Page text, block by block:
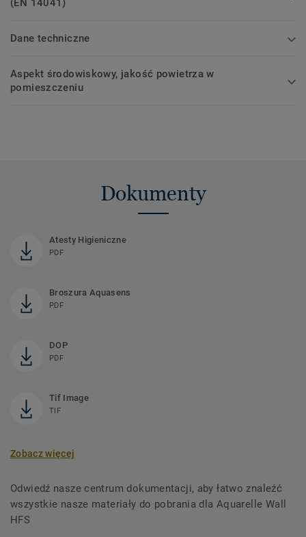
(EN 14041)
Dane techniczne
Aspekt środowiskowy, jakość powietrza w
pomieszczeniu
Dokumenty
Atesty Higieniczne
PDF
Broszura Aquasens
PDF
DOP
PDF
Tif Image
TIF
Zobacz więcej
Odwiedź nasze centrum dokumentacji, aby łatwo znaleźć
wszystkie nasze materiały do ​​pobrania dla Aquarelle Wall
HFS